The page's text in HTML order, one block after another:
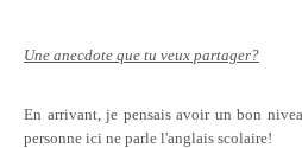
Une anecdote que tu veux partager?
En arrivant, je pensais avoir un bon
personne ici ne parle l'anglais scolaire!